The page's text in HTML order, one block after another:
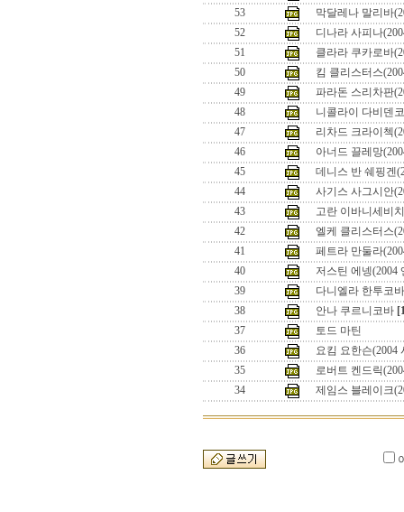
53
막달레나 말리바
52
디나라 사피나
51
클라라 쿠카로바
50
킴 클리스터스
49
파라돈 스리차판
48
니콜라이 다비덴
47
리차드 크라이첵
46
아너드 끌레망
45
데니스 반 쉐핑겐
44
사기스 사그시안
43
고란 이바니세비
42
엘케 클리스터스
41
페트라 만둘라
40
저스틴 에넹(2004
39
다니엘라 한투코바
38
안나 쿠르니코바
37
토드 마틴
36
요킴 요한슨(2004
35
로버트 켄드릭
34
제임스 블레이크